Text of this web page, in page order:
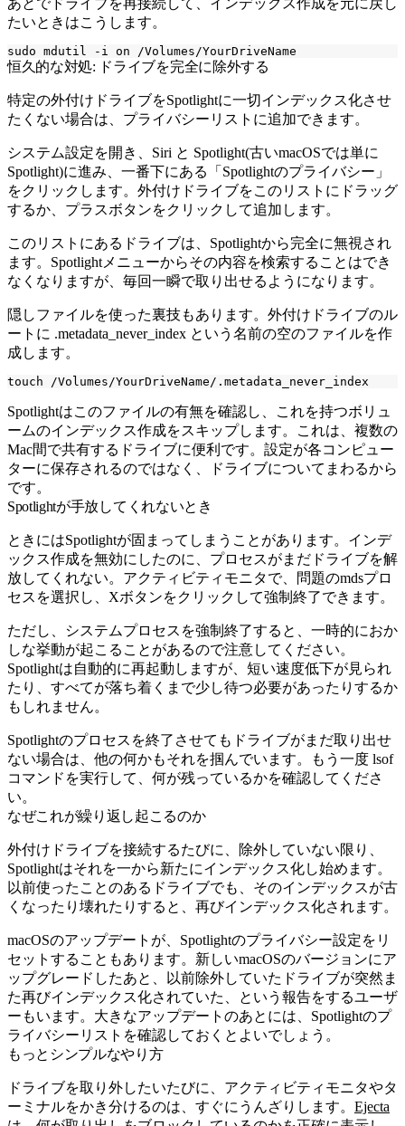
あとでドライブを再接続して、インデックス作成を元に戻し
たいときはこうします。
恒久的な対処: ドライブを完全に除外する
特定の外付けドライブをSpotlightに一切インデックス化させ
たくない場合は、プライバシーリストに追加できます。
システム設定を開き、Siri と Spotlight(古いmacOSでは単に
Spotlight)に進み、一番下にある「Spotlightのプライバシー」
をクリックします。外付けドライブをこのリストにドラッグ
するか、プラスボタンをクリックして追加します。
このリストにあるドライブは、Spotlightから完全に無視され
ます。Spotlightメニューからその内容を検索することはでき
なくなりますが、毎回一瞬で取り出せるようになります。
隠しファイルを使った裏技もあります。外付けドライブのル
ートに .metadata_never_index という名前の空のファイルを作
成します。
Spotlightはこのファイルの有無を確認し、これを持つボリュ
ームのインデックス作成をスキップします。これは、複数の
Mac間で共有するドライブに便利です。設定が各コンピュー
ターに保存されるのではなく、ドライブについてまわるから
です。
Spotlightが手放してくれないとき
ときにはSpotlightが固まってしまうことがあります。インデ
ックス作成を無効にしたのに、プロセスがまだドライブを解
放してくれない。アクティビティモニタで、問題のmdsプロ
セスを選択し、Xボタンをクリックして強制終了できます。
ただし、システムプロセスを強制終了すると、一時的におか
しな挙動が起こることがあるので注意してください。
Spotlightは自動的に再起動しますが、短い速度低下が見られ
たり、すべてが落ち着くまで少し待つ必要があったりするか
もしれません。
Spotlightのプロセスを終了させてもドライブがまだ取り出せ
ない場合は、他の何かもそれを掴んでいます。もう一度 lsof
コマンドを実行して、何が残っているかを確認してくださ
い。
なぜこれが繰り返し起こるのか
外付けドライブを接続するたびに、除外していない限り、
Spotlightはそれを一から新たにインデックス化し始めます。
以前使ったことのあるドライブでも、そのインデックスが古
くなったり壊れたりすると、再びインデックス化されます。
macOSのアップデートが、Spotlightのプライバシー設定をリ
セットすることもあります。新しいmacOSのバージョンにア
ップグレードしたあと、以前除外していたドライブが突然ま
た再びインデックス化されていた、という報告をするユーザ
ーもいます。大きなアップデートのあとには、Spotlightのプ
ライバシーリストを確認しておくとよいでしょう。
もっとシンプルなやり方
ドライブを取り外したいたびに、アクティビティモニタやタ
ーミナルをかき分けるのは、すぐにうんざりします。 Ejecta